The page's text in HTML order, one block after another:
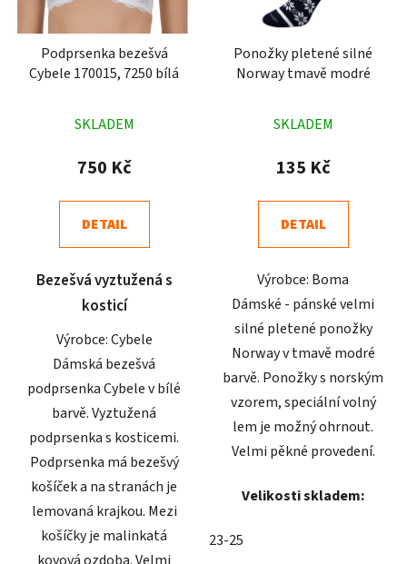
Podprsenka bezešvá
Cybele 170015, 7250 bílá
hodnocení
produktu
5,0
z
hvězdiček.
SKLADEM
750 Kč
DETAIL
Bezešvá vyztužená s
kosticí
Výrobce: Cybele
Dámská bezešvá
podprsenka Cybele v bílé
barvě. Vyztužená
podprsenka s kosticemi.
Podprsenka má bezešvý
košíček a na stranách je
lemovaná krajkou. Mezi
košíčky je malinkatá
Ponožky pletené silné
Norway tmavě modré
hodnocení
produktu
5,0
z
hvězdiček.
SKLADEM
135 Kč
DETAIL
Výrobce: Boma
Dámské - pánské velmi
silné pletené ponožky
Norway v tmavě modré
barvě. Ponožky s norským
vzorem, speciální volný
lem je možný ohrnout.
Velmi pěkné provedení.
Velikosti skladem:
23-25